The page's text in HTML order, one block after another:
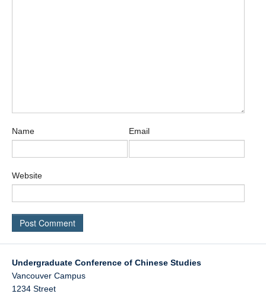
Name Email
Website
Undergraduate Conference of Chinese Studies
Vancouver Campus
1234 Street